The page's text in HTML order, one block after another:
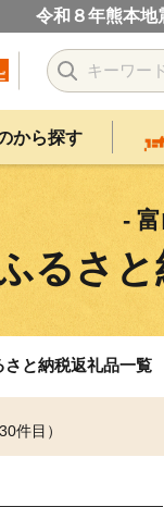
令和８年熊本地
から探す
-
るさ
さと納税返礼品一覧
件目）